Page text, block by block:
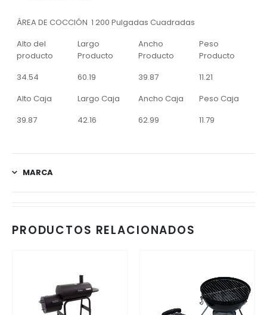
ÁREA DE COCCIÓN 1 200 Pulgadas Cuadradas
Alto del
producto
Largo
Producto
Ancho
Producto
Peso
Producto
34.54
60.19 39.87
11.21
Alto Caja
Largo Caja Ancho Caja
Peso Caja
39.87
42.16 62.99 11.79
MARCA
PRODUCTOS RELACIONADOS